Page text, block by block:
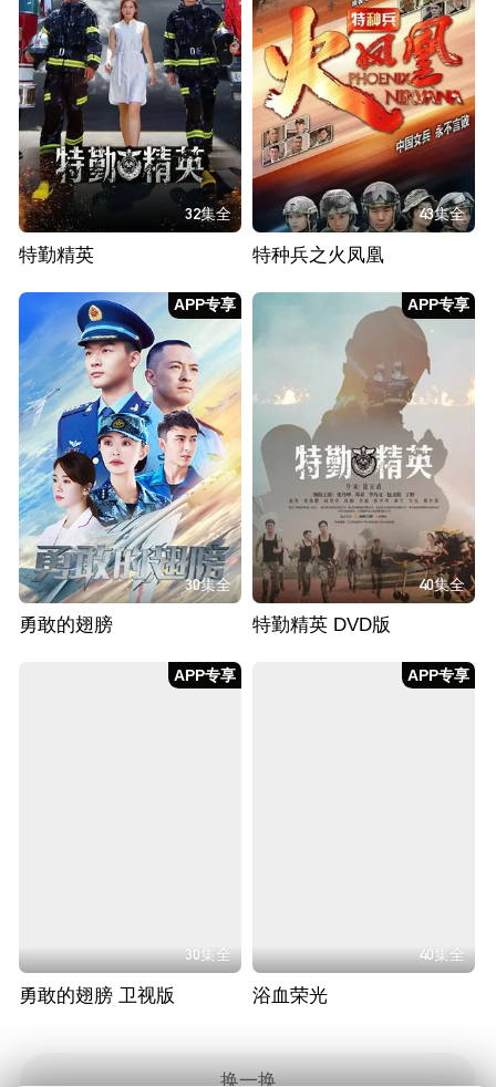
32集全
特勤精英
43集全
特种兵之火凤凰
APP专享
30集全
勇敢的翅膀
APP专享
40集全
特勤精英 DVD版
APP专享
30集全
勇敢的翅膀 卫视版
APP专享
40集全
浴血荣光
换一换